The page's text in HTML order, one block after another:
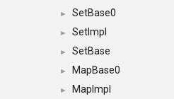
► SetBase0
► SetImpl
► SetBase
► MapBase0
► MapImpl